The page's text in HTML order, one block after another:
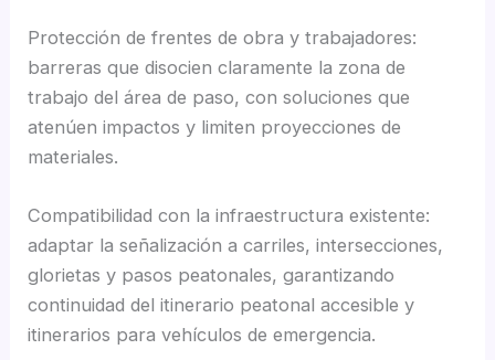
Protección de frentes de obra y trabajadores:
barreras que disocien claramente la zona de
trabajo del área de paso, con soluciones que
atenúen impactos y limiten proyecciones de
materiales.
Compatibilidad con la infraestructura existente:
adaptar la señalización a carriles, intersecciones,
glorietas y pasos peatonales, garantizando
continuidad del itinerario peatonal accesible y
itinerarios para vehículos de emergencia.